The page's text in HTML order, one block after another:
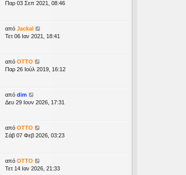
Παρ 03 Σεπ 2021, 08:46
από Jackal
Τετ 06 Ιαν 2021, 18:41
από OTTO
Παρ 26 Ιούλ 2019, 16:12
από dim
Δευ 29 Ιουν 2026, 17:31
από OTTO
Σάβ 07 Φεβ 2026, 03:23
από OTTO
Τετ 14 Ιαν 2026, 21:33